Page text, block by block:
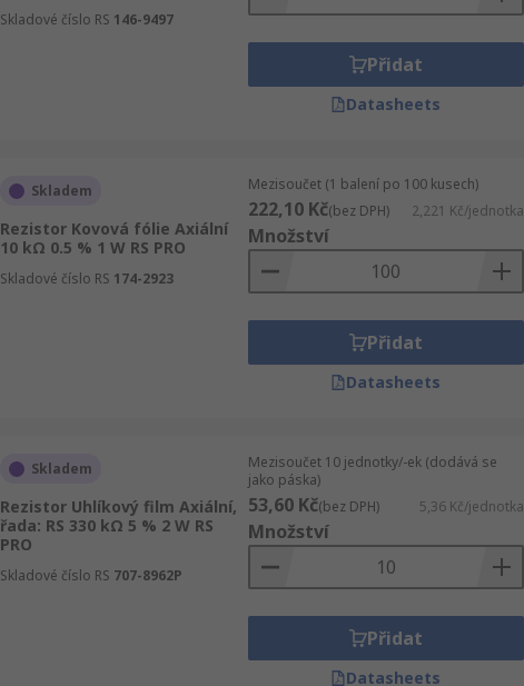
Skladové číslo RS 146-9497
Přidat
Datasheets
Skladem
Rezistor Kovová fólie Axiální
10 kΩ 0.5 % 1 W RS PRO
Skladové číslo RS 174-2923
Mezisoučet (1 balení po 100 kusech)
222,10 Kč(bez DPH) 2,221 Kč/jednotka
Množství
Přidat
Datasheets
Skladem
Rezistor Uhlíkový film Axiální,
řada: RS 330 kΩ 5 % 2 W RS
PRO
Skladové číslo RS 707-8962P
Mezisoučet 10 jednotky/-ek (dodává se
jako páska)
53,60 Kč(bez DPH) 5,36 Kč/jednotka
Množství
Přidat
Datasheets